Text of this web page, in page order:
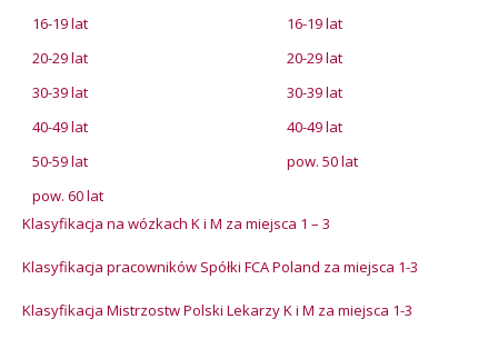
16-19 lat
16-19 lat
20-29 lat
20-29 lat
30-39 lat
30-39 lat
40-49 lat
40-49 lat
50-59 lat
pow. 50 lat
pow. 60 lat
Klasyfikacja na wózkach K i M za miejsca 1 – 3
Klasyfikacja pracowników Spółki FCA Poland za miejsca 1-3
Klasyfikacja Mistrzostw Polski Lekarzy K i M za miejsca 1-3